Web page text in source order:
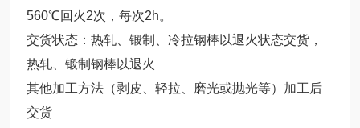
560℃回火2次，每次2h。
交货状态：热轧、锻制、冷拉钢棒以退火状态交货，
热轧、锻制钢棒以退火
其他加工方法（剥皮、轻拉、磨光或抛光等）加工后
交货